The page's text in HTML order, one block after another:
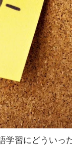
習にどういっ